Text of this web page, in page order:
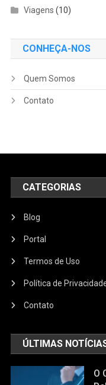
Viagens (10)
CONHEÇA-NOS
Quem Somos
Contato
CATEGORIAS
Blog
Portal
Termos de Uso
Política de
Contato
ÚLTIMAS
O